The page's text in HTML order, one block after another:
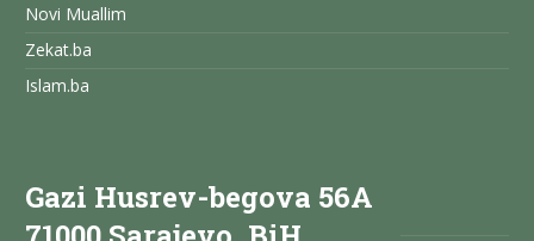
Novi Muallim
Zekat.ba
Islam.ba
Gazi Husrev-begova 56A